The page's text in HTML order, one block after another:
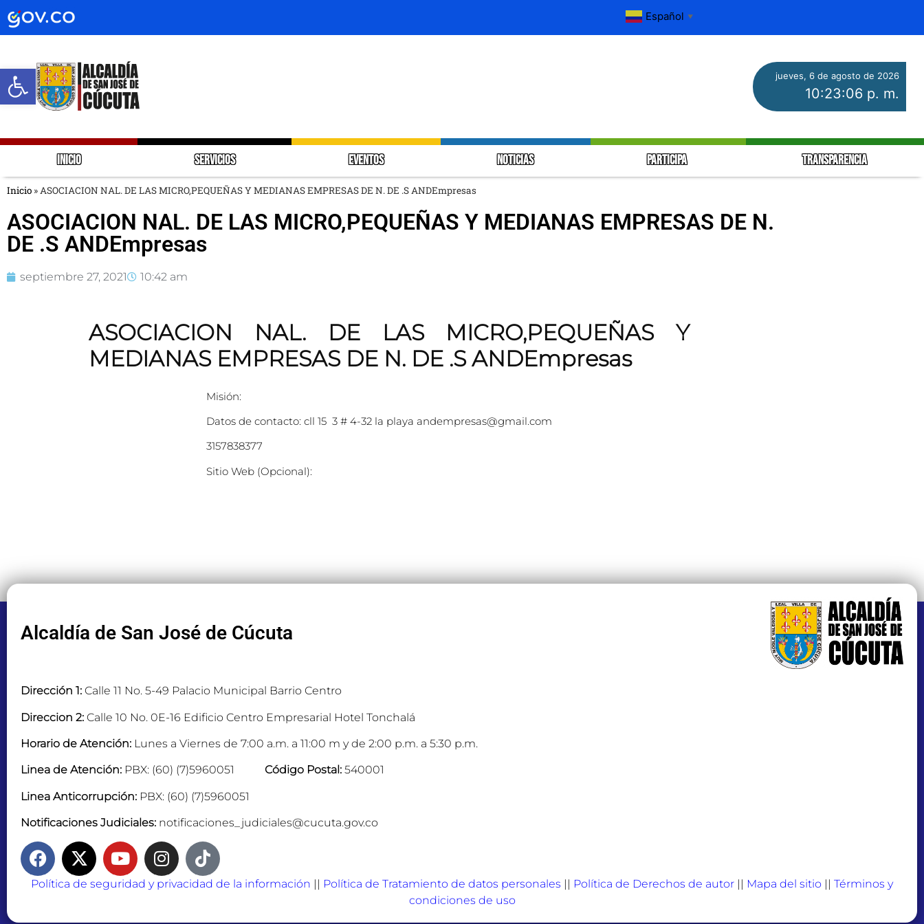
Abrir barra de herramientas
Español ▼
jueves, 6 de agosto de 2026
10:23:07 p. m.
INICIO SERVICIOS EVENTOS NOTICIAS PARTICIPA TRANSPARENCIA
Inicio » ASOCIACION NAL. DE LAS MICRO,PEQUEÑAS Y MEDIANAS EMPRESAS DE N. DE .S ANDEmpresas
ASOCIACION NAL. DE LAS MICRO,PEQUEÑAS Y MEDIANAS EMPRESAS DE N.
DE .S ANDEmpresas
septiembre 27, 2021 10:42 am
ASOCIACION NAL. DE LAS MICRO,PEQUEÑAS Y
MEDIANAS EMPRESAS DE N. DE .S ANDEmpresas
Misión:
Datos de contacto: cll 15 3 # 4-32 la playa andempresas@gmail.com
3157838377
Sitio Web (Opcional):
Alcaldía de San José de Cúcuta
Dirección 1: Calle 11 No. 5-49 Palacio Municipal Barrio Centro
Direccion 2: Calle 10 No. 0E-16 Edificio Centro Empresarial Hotel Tonchalá
Horario de Atención: Lunes a Viernes de 7:00 a.m. a 11:00 m y de 2:00 p.m. a 5:30 p.m.
Linea de Atención: PBX: (60) (7)5960051 Código Postal: 540001
Linea Anticorrupción: PBX: (60) (7)5960051
Notificaciones Judiciales: notificaciones_judiciales@cucuta.gov.co
Política de seguridad y privacidad de la información || Política de Tratamiento de datos personales || Política de Derechos de autor || Mapa del sitio || Términos y
condiciones de uso